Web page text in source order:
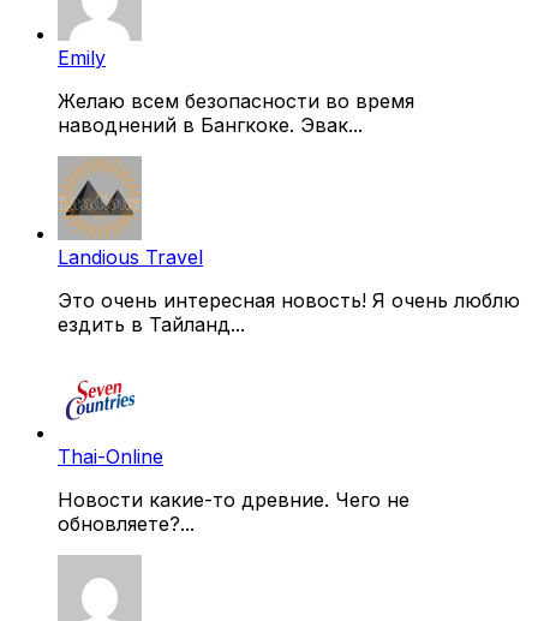
Emily
Желаю всем безопасности во время
наводнений в Бангкоке. Эвак...
Landious Travel
Это очень интересная новость! Я очень люблю
ездить в Тайланд...
Thai-Online
Новости какие-то древние. Чего не
обновляете?...